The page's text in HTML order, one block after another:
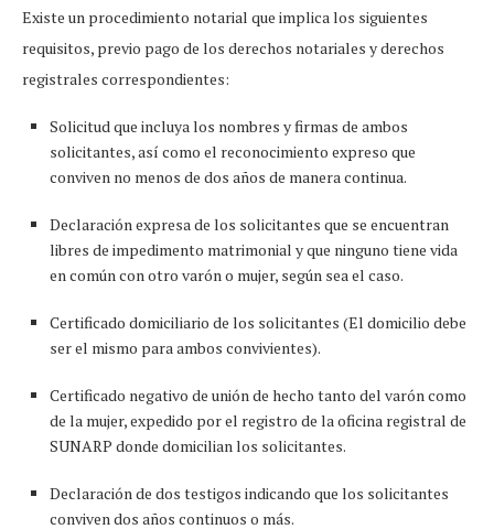
Existe un procedimiento notarial que implica los siguientes
requisitos, previo pago de los derechos notariales y derechos
registrales correspondientes:
Solicitud que incluya los nombres y firmas de ambos
solicitantes, así como el reconocimiento expreso que
conviven no menos de dos años de manera continua.
Declaración expresa de los solicitantes que se encuentran
libres de impedimento matrimonial y que ninguno tiene vida
en común con otro varón o mujer, según sea el caso.
Certificado domiciliario de los solicitantes (El domicilio debe
ser el mismo para ambos convivientes).
Certificado negativo de unión de hecho tanto del varón como
de la mujer, expedido por el registro de la oficina registral de
SUNARP donde domicilian los solicitantes.
Declaración de dos testigos indicando que los solicitantes
conviven dos años continuos o más.